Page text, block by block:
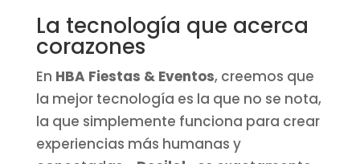
La tecnología que acerca
corazones
En HBA Fiestas & Eventos, creemos que
la mejor tecnología es la que no se nota,
la que simplemente funciona para crear
experiencias más humanas y